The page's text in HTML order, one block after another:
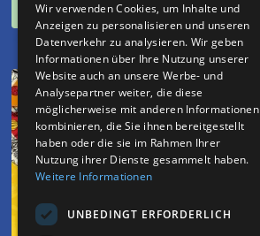
Klatschspiel - Die Kaiserin von China
Wir verwenden Cookies, um Inhalte und
Anzeigen zu personalisieren und unseren
Datenverkehr zu analysieren. Wir geben
Informationen über Ihre Nutzung unserer
Website auch an unsere Werbe- und
Analysepartner weiter, die diese
möglicherweise mit anderen Informationen
kombinieren, die Sie ihnen bereitgestellt
haben oder die sie im Rahmen Ihrer
Nutzung ihrer Dienste gesammelt haben.
Weitere Informationen
UNBEDINGT ERFORDERLICH